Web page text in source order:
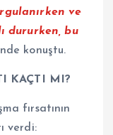
ve
dururken, bu
konuştu.
KAÇTI MI?
fırsatının
verdi: